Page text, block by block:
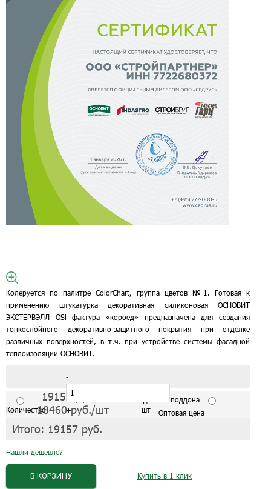
Колеруется по палитре ColorChart, группа цветов №1. Готовая к
применению штукатурка декоративная силиконовая ОСНОВИТ
ЭКСТЕРВЭЛЛ ОSl фактура «короед» предназначена для создания
тонкослойного декоративно-защитного покрытия при отделке
различных поверхностей, в т.ч. при устройстве системы фасадной
теплоизоляции ОСНОВИТ.
Количество:
-
+ шт
19157 С завода от 1 поддона
18460руб./шт Оптовая цена
Итого: 19157 руб.
Нашли дешевле?
Купить в 1 клик
В КОРЗИНУ